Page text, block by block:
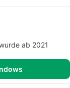
ab 2021